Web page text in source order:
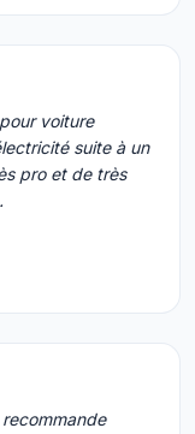
voiture
suite à un
pro et de très